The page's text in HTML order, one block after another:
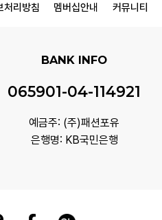
처리방침 멤버십안내 커뮤니티
BANK INFO
065901-04-114921
예금주: (주)패션포유
은행명: KB국민은행